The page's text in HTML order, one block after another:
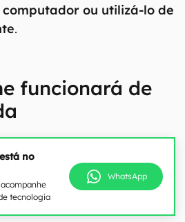
ou utilizá-lo de
.
funcionará de
no
tecnologia
WhatsApp